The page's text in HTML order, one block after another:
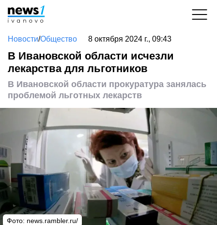
Новости/Общество 8 октября 2024 г., 09:43
В Ивановской области исчезли
лекарства для льготников
В Ивановской области прокуратура занялась
проблемой льготных лекарств
Фото: news.rambler.ru/